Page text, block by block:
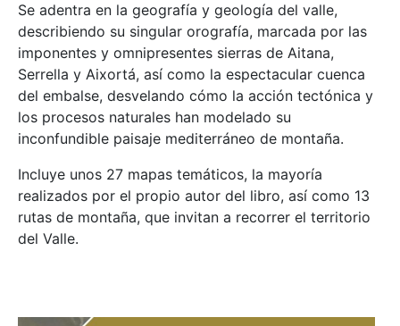
Se adentra en la geografía y geología del valle,
describiendo su singular orografía, marcada por las
imponentes y omnipresentes sierras de Aitana,
Serrella y Aixortá, así como la espectacular cuenca
del embalse, desvelando cómo la acción tectónica y
los procesos naturales han modelado su
inconfundible paisaje mediterráneo de montaña.
Incluye unos 27 mapas temáticos, la mayoría
realizados por el propio autor del libro, así como 13
rutas de montaña, que invitan a recorrer el territorio
del Valle.